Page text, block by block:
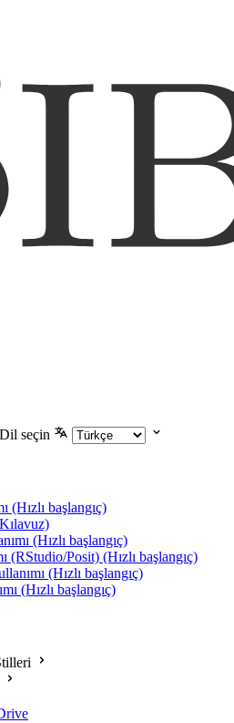
Dil seçin
(Hızlı başlangıç)
(Hızlı başlangıç)
(RStudio/Posit) (Hızlı başlangıç)
(Hızlı başlangıç)
(Hızlı başlangıç)